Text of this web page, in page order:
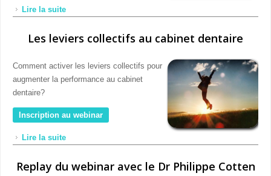
Lire la suite
Les leviers collectifs au cabinet dentaire
Comment activer les leviers collectifs pour
augmenter la performance au cabinet
dentaire?
Inscription au webinar
Lire la suite
Replay du webinar avec le Dr Philippe Cotten